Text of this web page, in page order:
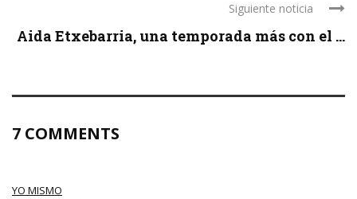
Siguiente noticia
Aida Etxebarria, una temporada más con el ...
7 COMMENTS
YO MISMO